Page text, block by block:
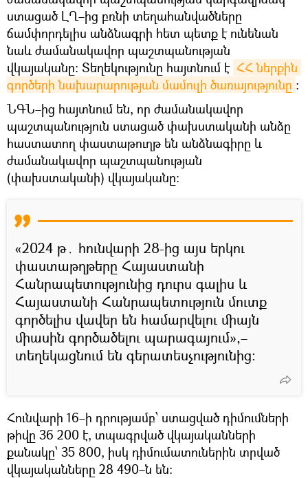
ստացած ԼՂ–ից բռնի տեղահանվածները
ճամփորդելիս անձնագրի հետ պետք է ունենան
նաև ժամանակավոր պաշտպանության
վկայականը։ Տեղեկությունը հայտնում է ՀՀ ներքին
գործերի նախարարության մամուլի ծառայությունը ։
ՆԳՆ–ից հայտնում են, որ ժամանակավոր
պաշտպանություն ստացած փախստականի անձը
հաստատող փաստաթուղթ են անձնագիրը և
ժամանակավոր պաշտպանության
(փախստականի) վկայականը։
«2024 թ․ հունվարի 28-ից այս երկու
փաստաթղթերը Հայաստանի
Հանրապետությունից դուրս գալիս և
Հայաստանի Հանրապետություն մուտք
գործելիս վավեր են համարվելու միայն
միասին գործածելու պարագայում»,–
տեղեկացնում են գերատեսչությունից։
Հունվարի 16–ի դրությամբ՝ ստացված դիմումների
թիվը 36 200 է, տպագրված վկայականների
քանակը՝ 35 800, իսկ դիմումատուներին տրված
վկայականները 28 490–ն են: